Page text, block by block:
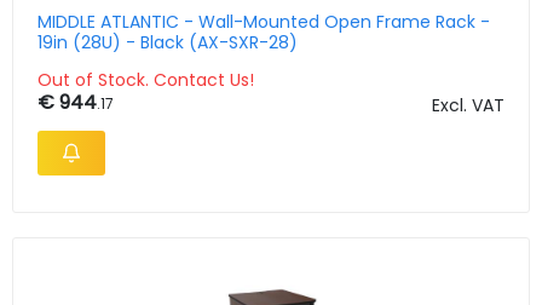
MIDDLE ATLANTIC - Wall-Mounted Open Frame Rack -
19in (28U) - Black (AX-SXR-28)
Out of Stock. Contact Us!
€ 944.17 Excl. VAT